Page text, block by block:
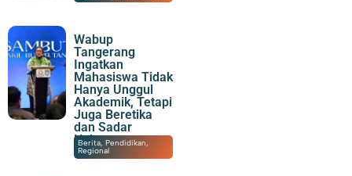
Wabup
Tangerang
Ingatkan
Mahasiswa Tidak
Hanya Unggul
Akademik, Tetapi
Juga Beretika
dan Sadar
Hukum
08/08/2026|20:30
Berita,Pendidikan,
Regional